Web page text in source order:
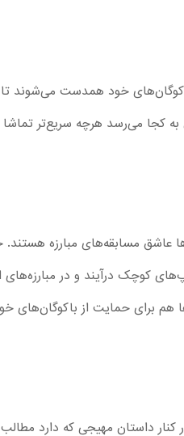
خود همدست می‌شوند تا
به کجا می‌رسد هرچه سریع‌تر تماشا
مسابقه‌های مبارزه هستند.
کوچک درآیند و در مبارزه‌های
هم برای حمایت از باکوگان‌های
داستان مهیجی که دارد مطالب